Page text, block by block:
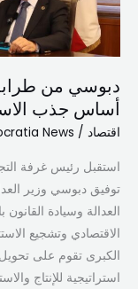
دبوسي من
أساس جذب
اقتصاد /
News
استقبل رئيس غرفة
توفيق دبوسي وزير
العدالة وسيادة القانون
الاقتصادي وتشجيع
الكبرى تقوم على
استراتيجية للإنتاج
أساس
جذب
الاستثمارات
التنمية